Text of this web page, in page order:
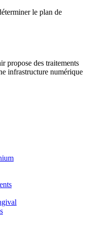
le plan de
propose des traitements
infrastructure numérique